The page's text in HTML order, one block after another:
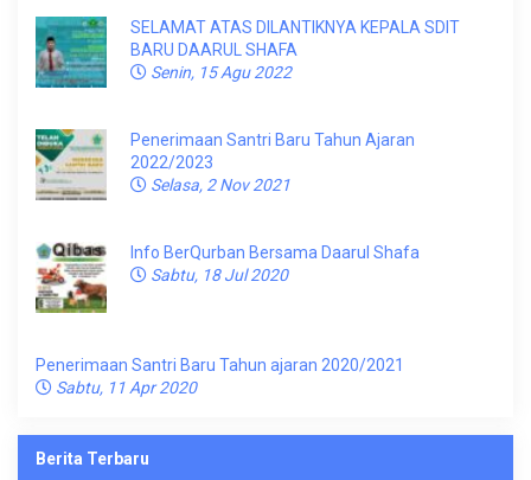
SELAMAT ATAS DILANTIKNYA KEPALA SDIT
BARU DAARUL SHAFA
Senin, 15 Agu 2022
Penerimaan Santri Baru Tahun Ajaran
2022/2023
Selasa, 2 Nov 2021
Info BerQurban Bersama Daarul Shafa
Sabtu, 18 Jul 2020
Penerimaan Santri Baru Tahun ajaran 2020/2021
Sabtu, 11 Apr 2020
Berita Terbaru